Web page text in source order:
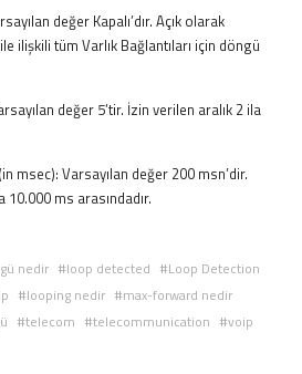
değer Kapalı’dır. Açık olarak
ilişkili tüm Varlık Bağlantıları için döngü
değer 5’tir. İzin verilen aralık 2 ila
msec): Varsayılan değer 200 msn’dir.
ms arasındadır.
nedir loop detected
Loop Detection
looping nedir
max-forward nedir
telecom telecommunication
voip